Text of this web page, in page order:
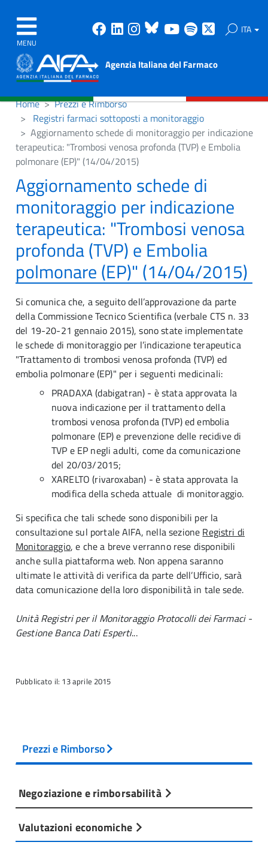
MENU
Facebook
Linkedin
Instagram
Bluesky
Youtube
Spotify ITA
Agenzia Italiana del Farmaco
Home
Prezzi e Rimborso
Registri farmaci sottoposti a monitoraggio
Aggiornamento schede di monitoraggio per indicazione
terapeutica: "Trombosi venosa profonda (TVP) e Embolia
polmonare (EP)" (14/04/2015)
Aggiornamento schede di
monitoraggio per indicazione
terapeutica: "Trombosi venosa
profonda (TVP) e Embolia
polmonare (EP)" (14/04/2015)
Si comunica che, a seguito dell’approvazione da parte
della Commissione Tecnico Scientifica (verbale CTS n. 33
del 19-20-21 gennaio 2015), sono state implementate
le schede di monitoraggio per l’indicazione terapeutica
"Trattamento di trombosi venosa profonda (TVP) ed
embolia polmonare (EP)" per i seguenti medicinali:
PRADAXA (dabigatran) - è stata approvata la
nuova indicazione per il trattamento della
trombosi venosa profonda (TVP) ed embolia
polmonare (EP) e prevenzione delle recidive di
TVP e EP negli adulti, come da comunicazione
del 20/03/2015;
XARELTO (rivaroxaban) - è stata approvata la
modifica della scheda attuale di monitoraggio.
Si specifica che tali schede sono disponibili per la
consultazione sul portale AIFA, nella sezione Registri di
Monitoraggio, e che a breve verranno rese disponibili
anche sulla piattaforma web. Non appena saranno
ultimate le attività di verifica da parte dell’Ufficio, sarà
data comunicazione della loro disponibilità in tale sede.
Unità Registri per il Monitoraggio Protocolli dei Farmaci -
Gestione Banca Dati Esperti...
Pubblicato il: 13 aprile 2015
Prezzi e Rimborso
Negoziazione e rimborsabilità
Valutazioni economiche